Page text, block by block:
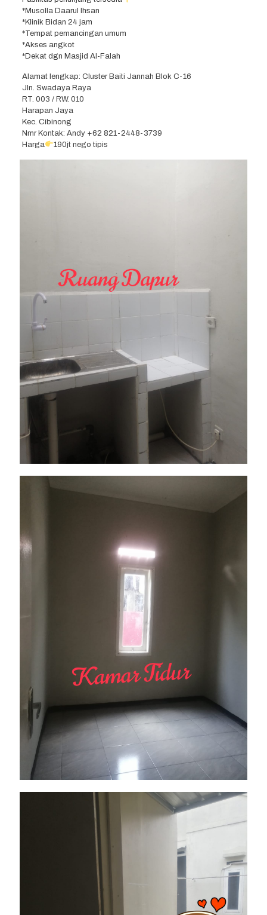
*Musolla Daarul Ihsan
*Klinik Bidan 24 jam
*Tempat pemancingan umum
*Akses angkot
*Dekat dgn Masjid Al-Falah
Alamat lengkap: Cluster Baiti Jannah Blok C-16
Jln. Swadaya Raya
RT. 003 / RW. 010
Harapan Jaya
Kec. Cibinong
Nmr Kontak: Andy +62 821-2448-3739
Harga
190jt nego tipis